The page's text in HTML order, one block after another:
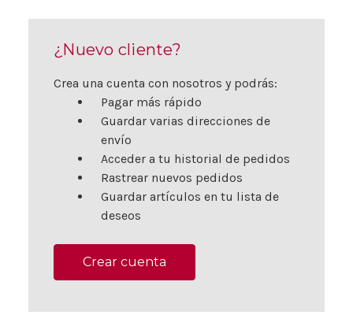
¿Nuevo cliente?
Crea una cuenta con nosotros y podrás:
Pagar más rápido
Guardar varias direcciones de
envío
Acceder a tu historial de pedidos
Rastrear nuevos pedidos
Guardar artículos en tu lista de
deseos
Crear cuenta